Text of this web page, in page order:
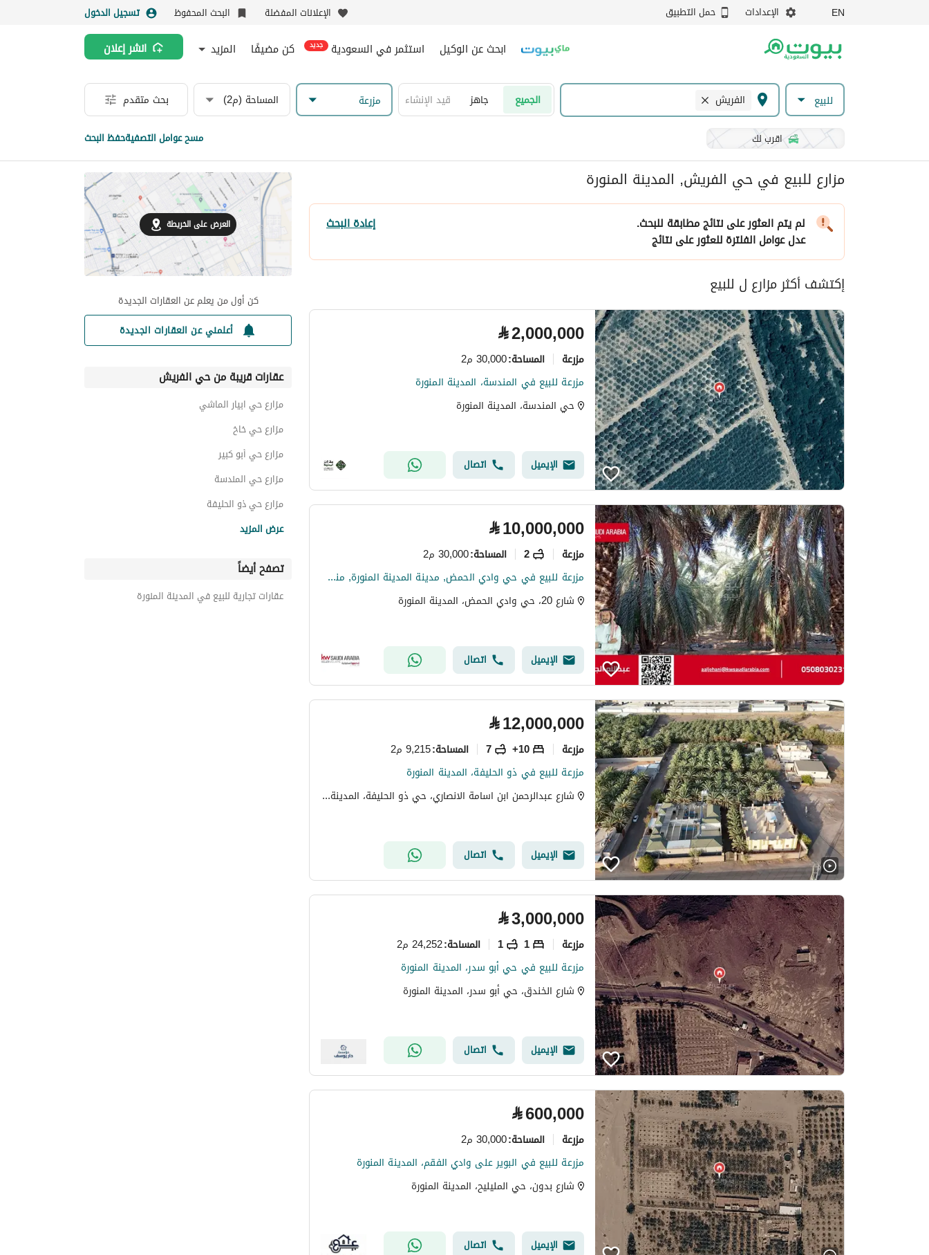
EN الإعدادات حمل التطبيق الإعلانات المفضلة البحث المحفوظ تسجيل الدخول
ابحث عن الوكيل استثمر في السعودية جديد كن مضيفًا المزيد انشر إعلان
للبيع الفريش الجميع جاهز قيد الإنشاء مزرعة المساحة (م2) بحث متقدم
اقرب لك مسح عوامل التصفيةحفظ البحث
مزارع للبيع في حي الفريش, المدينة المنورة
لم يتم العثور على نتائج مطابقة للبحث. إعادة البحث
عدل عوامل الفلترةللعثور على نتائج
إكتشف أكثر مزارع ل للبيع
⃁2,000,000
مزرعة المساحة:30,000 م2
مزرعة للبيع في المندسة، المدينة المنورة
حي المندسة، المدينة المنورة
الإيميل اتصال
⃁10,000,000
مزرعة 2 المساحة:30,000 م2
مزرعة للبيع في حي وادي الحمض, مدينة المدينة المنورة, منطقة المدينة المنورة
شارع 20، حي وادي الحمض، المدينة المنورة
الإيميل اتصال
⃁12,000,000
مزرعة 10+
7 المساحة:9,215 م2
مزرعة للبيع في ذو الحليفة، المدينة المنورة
شارع عبدالرحمن ابن اسامة الانصاري، حي ذو الحليفة، المدينة المنورة
الإيميل اتصال
⃁3,000,000
مزرعة 1
1 المساحة:24,252 م2
مزرعة للبيع في حي أبو سدر، المدينة المنورة
شارع الخندق، حي أبو سدر، المدينة المنورة
الإيميل اتصال
⃁600,000
مزرعة المساحة:30,000 م2
مزرعة للبيع في البوير على وادي الفقم، المدينة المنورة
شارع بدون، حي المليليح، المدينة المنورة
الإيميل اتصال
العرض على الخريطة
كن أول من يعلم عن العقارات الجديدة
أعلمني عن العقارات الجديدة
عقارات قريبة من حي الفريش
مزارع حي ابيار الماشي
مزارع حي خاخ
مزارع حي أبو كبير
مزارع حي المندسة
مزارع حي ذو الحليفة
مزارع حي الشرائع
مزارع حي وادي الحمض
عرض المزيد
تصفح أيضاً
عقارات تجارية للبيع في المدينة المنورة